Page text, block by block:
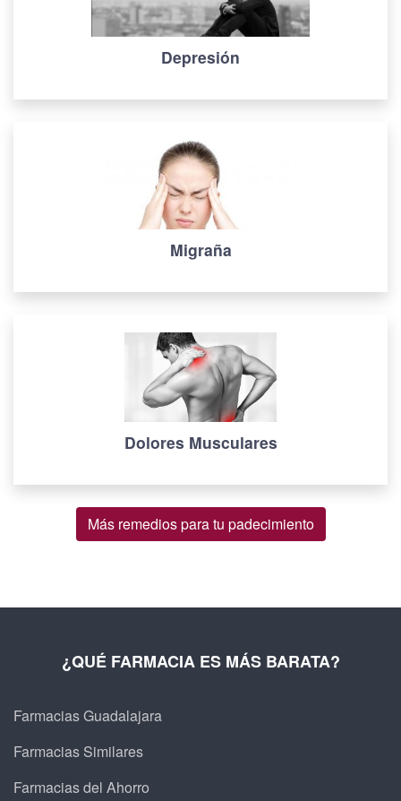
Depresión
Migraña
Dolores Musculares
Más remedios para tu padecimiento
¿QUÉ FARMACIA ES MÁS BARATA?
Farmacias Guadalajara
Farmacias Similares
Farmacias del Ahorro